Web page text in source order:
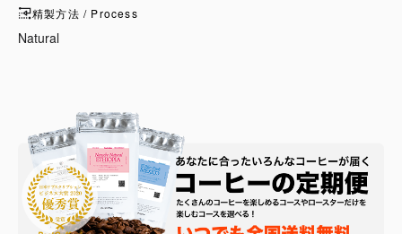
精製方法 / Process
Natural